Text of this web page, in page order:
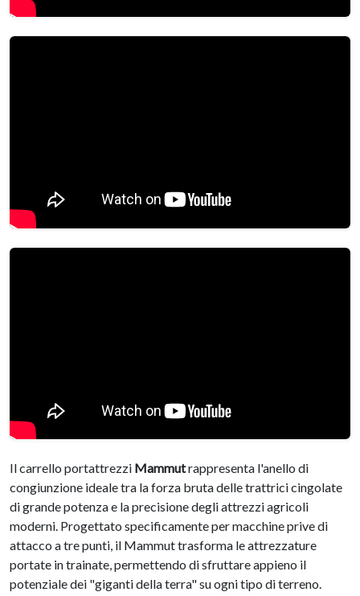
Il carrello portattrezzi Mammutrappresenta l'anello di
congiunzione ideale tra la forza bruta delle trattrici cingolate
di grande potenza e la precisione degli attrezzi agricoli
moderni. Progettato specificamente per macchine prive di
attacco a tre punti, il Mammut trasforma le attrezzature
portate in trainate, permettendo di sfruttare appieno il
potenziale dei "giganti della terra" su ogni tipo di terreno.